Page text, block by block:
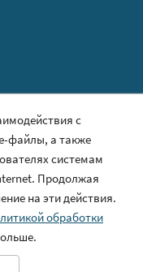
с
файлы, а также
системам
Продолжая
на эти действия.
обработки